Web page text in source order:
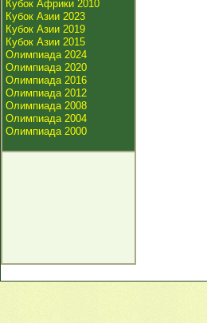
Кубок Африки 2010
Кубок Азии 2023
Кубок Азии 2019
Кубок Азии 2015
Олимпиада 2024
Олимпиада 2020
Олимпиада 2016
Олимпиада 2012
Олимпиада 2008
Олимпиада 2004
Олимпиада 2000